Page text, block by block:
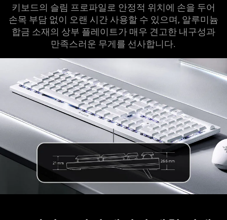
키보드의 슬림 프로파일로 안정적 위치에 손을 두어
손목 부담 없이 오랜 시간 사용할 수 있으며, 알루미늄
합금 소재의 상부 플레이트가 매우 견고한 내구성과
만족스러운 무게를 선사합니다.